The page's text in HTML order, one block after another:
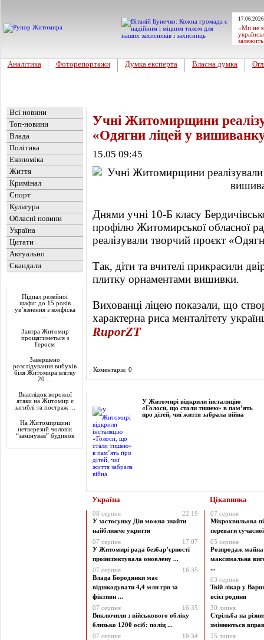
«Ми не
Аналітика Фоторепортажи Думка експерта Власна думка
Всі новини
Топ-новини
Влада
Політика
Економіка
Життя
Кримінал
Спорт
Культура
Обласні новини
Україна
Цитати
Актуально
Скандали
Підпал релейної
шафи: до 15 років
ув’язнення з конфіска
Завтра Житомир
прощатиметься з
Героєм
Завершено
розслідування вибухів
біля Житомира влітку
20 ...
Внаслідок ворожої
атаки на Житомир є
загиблі та постраж ...
На Житомирщині
нетверезий чоловік
“замінував” будинок
Учні Житомирщини
«Одягни ліцей у
15.05 09:45
Днями учні 10-Б класу
профілю Житомирської обласної
реалізували творчий проєкт
Так, діти та вчителі прикрасили
плитку орнаментами вишивки.
Вихованці ліцею показали, що
характерна риса менталітету
RuporZT
Коментарів: 0
У Житомирі відкрили інсталяцію
«Голоси, що стали тишею» в пам’ять
про дітей, чиї життя забрала війна
Україна Цікавинка
08 серпня
22:19
У застосунку Дія можна знайти
найближче укриття
07 серпня
17:07
У Житомирі рада безбар’єрності
проінспектувала оновлену ...
07 серпня
16:35
Влада Бородянки має
відшкодувати 4,4 млн грн за
фіктивн ...
07 серпня
16:35
Виключили з військового обліку
близько 1200 осіб: поліц ...
07 серпня
16:34
07 серпня
Мікрохвильова
переваги
05 серпня
Розпродаж майна
максимальна
...
03 серпня
Твій лікар у
всієї родини
30 липня
Стрільба на
змінюються
25 липня